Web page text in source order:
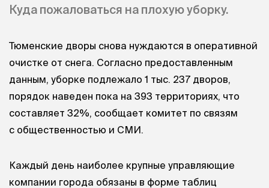
Куда пожаловаться на плохую уборку.
Тюменские дворы снова нуждаются в оперативной
очистке от снега. Согласно предоставленным
данным, уборке подлежало 1 тыс. 237 дворов,
порядок наведен пока на 393 территориях, что
составляет 32%, сообщает комитет по связям
с общественностью и СМИ.
Каждый день наиболее крупные управляющие
компании города обязаны в форме таблиц